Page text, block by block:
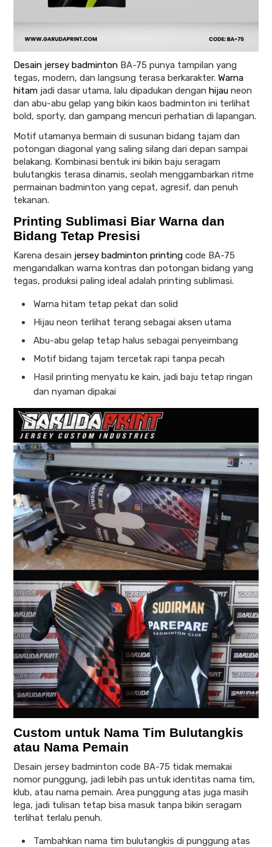
Desain jersey badminton BA-75 punya tampilan yang
tegas, modern, dan langsung terasa berkarakter. Warna
hitam jadi dasar utama, lalu dipadukan dengan hijau neon
dan abu-abu gelap yang bikin kaos badminton ini terlihat
bold, sporty, dan gampang mencuri perhatian di lapangan.
Motif utamanya bermain di susunan bidang tajam dan
potongan diagonal yang saling silang dari depan sampai
belakang. Kombinasi bentuk ini bikin baju seragam
bulutangkis terasa dinamis, seolah menggambarkan ritme
permainan badminton yang cepat, agresif, dan penuh
tekanan.
Printing Sublimasi Biar Warna dan
Bidang Tetap Presisi
Karena desain jersey badminton printing code BA-75
mengandalkan warna kontras dan potongan bidang yang
tegas, produksi paling ideal adalah printing sublimasi.
Warna hitam tetap pekat dan solid
Hijau neon terlihat terang sebagai aksen utama
Abu-abu gelap tetap halus sebagai penyeimbang
Motif bidang tajam tercetak rapi tanpa pecah
Hasil printing menyatu ke kain, jadi baju tetap ringan
dan nyaman dipakai
Custom untuk Nama Tim Bulutangkis
atau Nama Pemain
Desain jersey badminton code BA-75 tidak memakai
nomor punggung, jadi lebih pas untuk identitas nama tim,
klub, atau nama pemain. Area punggung atas juga masih
lega, jadi tulisan tetap bisa masuk tanpa bikin seragam
terlihat terlalu penuh.
Tambahkan nama tim bulutangkis di punggung atas